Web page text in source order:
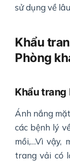
sử dụng về
Khẩu
Phòng
Khẩu trang
Ánh nắng
các bệnh lý
mồi,…Vì vậy,
trang vải có